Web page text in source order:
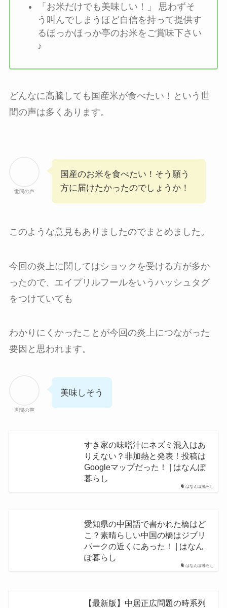
「お米だけでも美味しい！」 思わずそ
う叫んでしまうほど自信を持って提供す
るほっかほっか亭のお米をご賞味下さい
♪
どんなに高騰しても国産米が食べたい！という世
間の声は多くあります。
世間の声
国産のお米を食べたい！そう願う
方に届けたかったのでしょうか！
このような意見もありましたのでまとめました。
今回の炎上に関してはショックを受ける方が多か
ったので、エイプリルフールをいうハッシュタグ
をつけていても
わかりにくかったことが今回の炎上につながった
要因と思われます。
世間の声
美味しそう
はなんぽ暮らし
すき家の味噌汁にネズミ混入はあ
りえない？非加熱と発表！投稿は
Googleマップだった！ | はなんぽ
暮らし
はなんぽ暮らし
愛知県の中国語で書かれた橋はど
こ？素晴らしい中国の橋はジブリ
パークの近くにあった！ | はなん
ぽ暮らし
【最新版】中居正広問題の時系列